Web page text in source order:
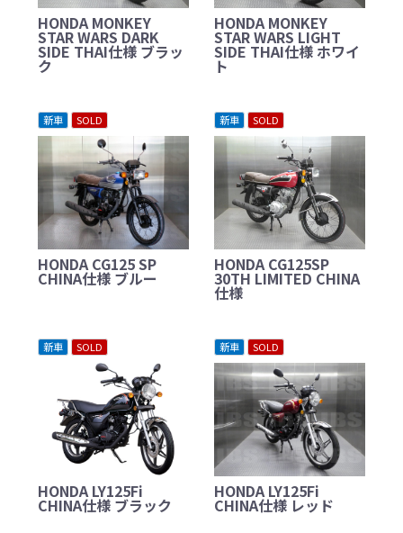
HONDA MONKEY
STAR WARS DARK
SIDE THAI仕様 ブラッ
ク
HONDA MONKEY
STAR WARS LIGHT
SIDE THAI仕様 ホワイ
ト
新車 SOLD
HONDA CG125 SP
CHINA仕様 ブルー
新車 SOLD
HONDA CG125SP
30TH LIMITED CHINA
仕様
新車 SOLD
HONDA LY125Fi
CHINA仕様 ブラック
新車 SOLD
HONDA LY125Fi
CHINA仕様 レッド